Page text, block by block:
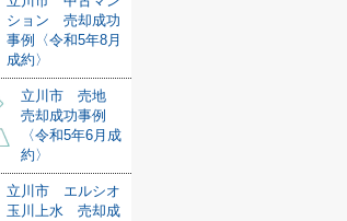
ション 売却成功
事例〈令和5年8月
成約〉
立川市 売地
売却成功事例
〈令和5年6月成
約〉
立川市 エルシオ
玉川上水 売却成